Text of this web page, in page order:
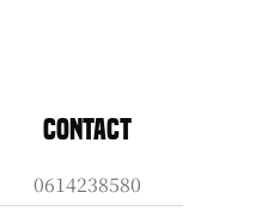
Contact
0614238580